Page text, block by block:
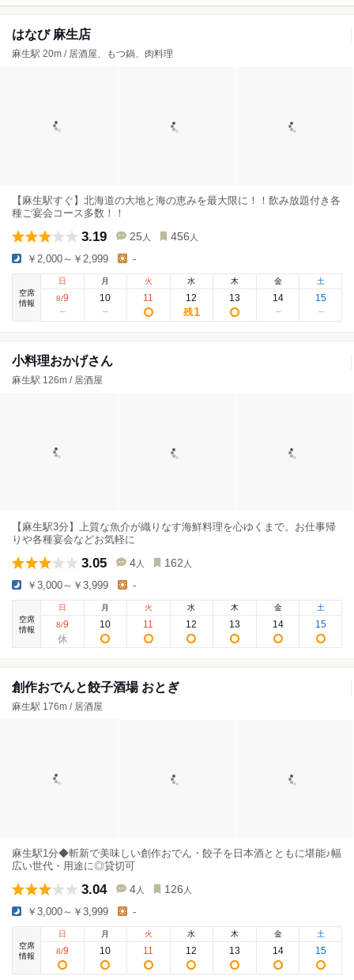
はなび 麻生店
麻生駅 20m / 居酒屋、もつ鍋、肉料理
【麻生駅すぐ】北海道の大地と海の恵みを最大限に！！飲み放題付き各
種ご宴会コース多数！！
3.19 25 人 456 人
￥2,000～￥2,999 -
空席
情報
日
8/9
月
10
火
11
水
12
残1
木
13
金
14
土
15
小料理おかげさん
麻生駅 126m / 居酒屋
【麻生駅3分】上質な魚介が織りなす海鮮料理を心ゆくまで。お仕事帰
りや各種宴会などお気軽に
3.05 4 人 162 人
￥3,000～￥3,999 -
空席
情報
日
8/9
月
10
火
11
水
12
木
13
金
14
土
15
創作おでんと餃子酒場 おとぎ
麻生駅 176m / 居酒屋
麻生駅1分◆斬新で美味しい創作おでん・餃子を日本酒とともに堪能♪幅
広い世代・用途に◎貸切可
3.04 4 人 126 人
￥3,000～￥3,999 -
空席
情報
日
8/9
月
10
火
11
水
12
木
13
金
14
土
15